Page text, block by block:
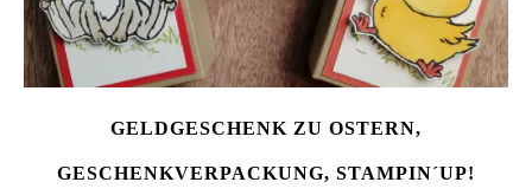
GELDGESCHENK ZU OSTERN,
GESCHENKVERPACKUNG, STAMPIN´UP!